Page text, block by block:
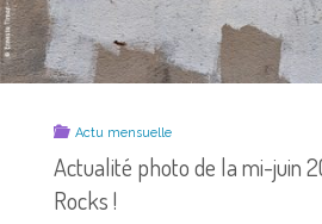
Actu mensuelle
Actu mensuelle
Actualité photo de la mi-juin
Rocks !